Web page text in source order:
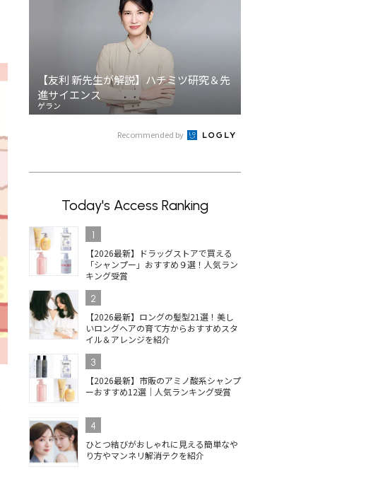
【友利 新先生が解説】ハチミツ研究＆先
進サイエンス
ゲラン
Recommended by
Today's Access Ranking
1
【2026最新】ドラッグストアで買える
「シャンプー」おすすめ９選！人気ラン
キング受賞
2
【2026最新】ロングの髪型21選！美し
いロングヘアの育て方からおすすめスタ
イル＆アレンジを紹介
3
【2026最新】市販のアミノ酸系シャンプ
ーおすすめ12選｜人気ランキング受賞
4
ひとつ結びがおしゃれに見える簡単なや
り方やマンネリ解消テクを紹介